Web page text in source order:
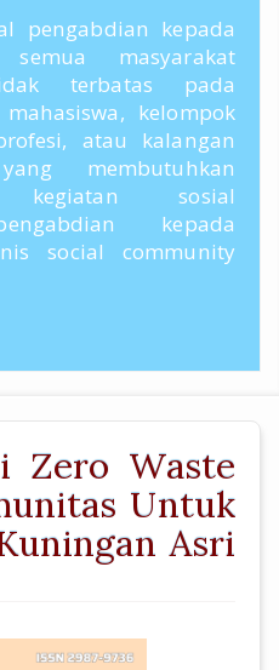
pengabdian kepada
masyarakat
terbatas pada
kelompok
atau kalangan
membutuhkan
sosial
kepada
social community
Zero Waste
Untuk
Asri